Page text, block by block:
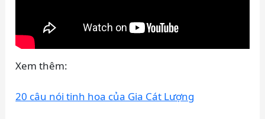
Xem thêm:
20 câu nói tinh hoa của Gia Cát Lượng